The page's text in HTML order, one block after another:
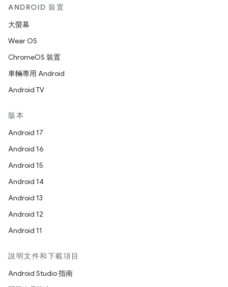
ANDROID 裝置
大螢幕
Wear OS
ChromeOS 裝置
車輛專用 Android
Android TV
版本
Android 17
Android 16
Android 15
Android 14
Android 13
Android 12
Android 11
說明文件和下載項目
Android Studio 指南